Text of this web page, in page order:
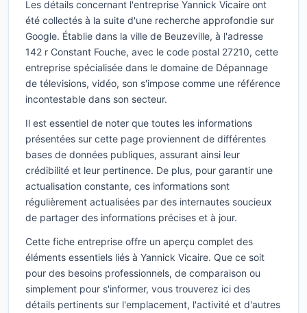
Les détails concernant l'entreprise Yannick Vicaire ont
été collectés à la suite d'une recherche approfondie sur
Google. Établie dans la ville de Beuzeville, à l'adresse
142 r Constant Fouche, avec le code postal 27210, cette
entreprise spécialisée dans le domaine de Dépannage
de télevisions, vidéo, son s'impose comme une référence
incontestable dans son secteur.
Il est essentiel de noter que toutes les informations
présentées sur cette page proviennent de différentes
bases de données publiques, assurant ainsi leur
crédibilité et leur pertinence. De plus, pour garantir une
actualisation constante, ces informations sont
régulièrement actualisées par des internautes soucieux
de partager des informations précises et à jour.
Cette fiche entreprise offre un aperçu complet des
éléments essentiels liés à Yannick Vicaire. Que ce soit
pour des besoins professionnels, de comparaison ou
simplement pour s'informer, vous trouverez ici des
détails pertinents sur l'emplacement, l'activité et d'autres